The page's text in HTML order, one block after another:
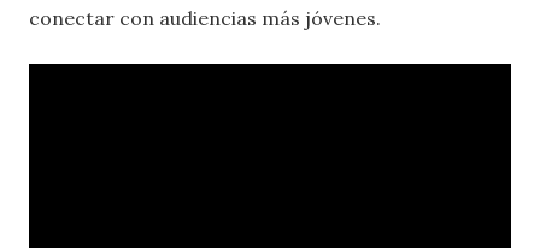
conectar con audiencias más jóvenes.